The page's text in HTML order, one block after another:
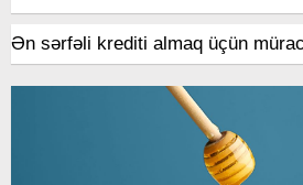
Ən sərfəli krediti almaq üçün